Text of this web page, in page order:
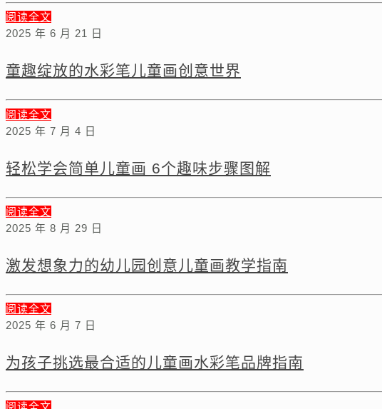
阅读全文
2025 年 6 月 21 日
童趣绽放的水彩笔儿童画创意世界
阅读全文
2025 年 7 月 4 日
轻松学会简单儿童画 6个趣味步骤图解
阅读全文
2025 年 8 月 29 日
激发想象力的幼儿园创意儿童画教学指南
阅读全文
2025 年 6 月 7 日
为孩子挑选最合适的儿童画水彩笔品牌指南
阅读全文